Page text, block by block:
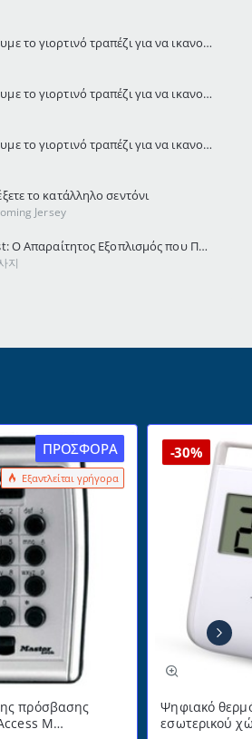
Πώς στρώνουμε το γιορτινό τραπέζι για να ικανοποιήσουμε τους καλεσμένους μας
Πώς στρώνουμε το γιορτινό τραπέζι για να ικανοποιήσουμε τους καλεσμένους μας
Πώς στρώνουμε το γιορτινό τραπέζι για να ικανοποιήσουμε τους καλεσμένους μας
το κατάλληλο σεντόνι
Jersey
Shopping List: Ο Απαραίτητος Εξοπλισμός που Πρέπει να Έχει Ένα Σπίτι Airbnb
지
ΠΡΟΣΦΟΡΆ
Εξαντλείται γρήγορα
πρόσβασης
Μ
-30%
Ψηφιακό
εσωτερικού